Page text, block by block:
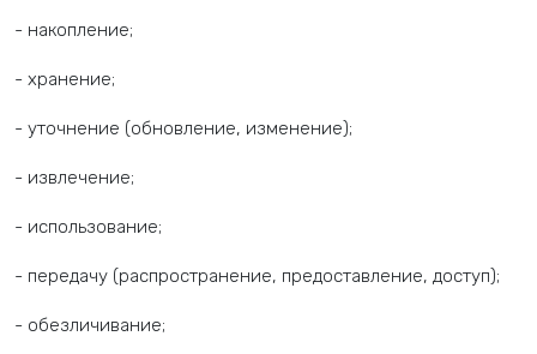
- накопление;
- хранение;
- уточнение (обновление, изменение);
- извлечение;
- использование;
- передачу (распространение, предоставление, доступ);
- обезличивание;